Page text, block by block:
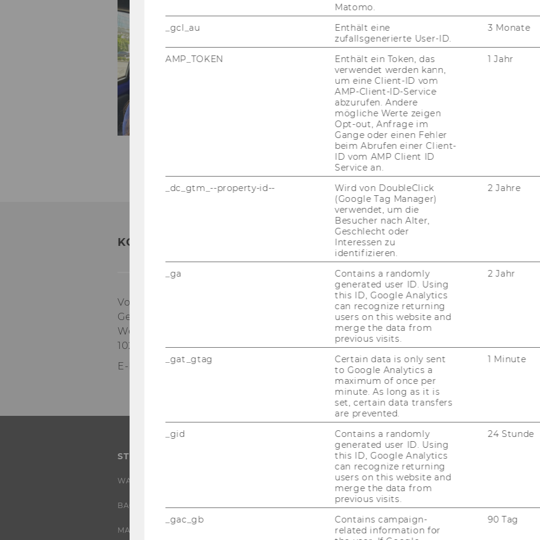
Au­torin: Mi­chel­le, Lern­bud­dy im WiSe
KONTAKT:
Vol­un­tee­ring@WU
Ge­bäu­de LC, Ebene 2
Welt­han­dels­platz 1
1020 Wien
E-​Mail:
vol­un­tee­ring@wu.ac.at
STUDIUM
WARUM WU?
BACHELOR
MASTER
FORSCHUNG
FORSCHUNGSPORTAL
FORSCHENDE
IMPACT DER FORSCHUNG
Matomo.
_gcl_au
Enthält eine
zufallsgenerierte User-ID.
3 Monate
AMP_TOKEN
Enthält ein Token, das
verwendet werden kann,
um eine Client-ID vom
AMP-Client-ID-Service
abzurufen. Andere
mögliche Werte zeigen
Opt-out, Anfrage im
Gange oder einen Fehler
beim Abrufen einer Client-
ID vom AMP Client ID
Service an.
1 Jahr
_dc_gtm_--property-id--
Wird von DoubleClick
(Google Tag Manager)
verwendet, um die
Besucher nach Alter,
Geschlecht oder
Interessen zu
identifizieren.
2 Jahre
_ga
Contains a randomly
generated user ID. Using
this ID, Google Analytics
can recognize returning
users on this website and
merge the data from
previous visits.
2 Jahr
_gat_gtag
Certain data is only sent
to Google Analytics a
maximum of once per
minute. As long as it is
set, certain data transfers
are prevented.
1 Minute
_gid
Contains a randomly
generated user ID. Using
this ID, Google Analytics
can recognize returning
users on this website and
merge the data from
previous visits.
24 Stunde
_gac_gb
Contains campaign-
related information for
90 Tag